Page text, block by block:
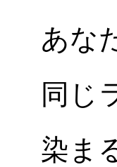
あな
同じ
染ま